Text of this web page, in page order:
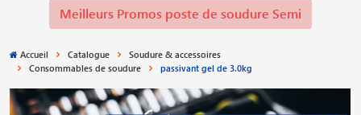
Meilleurs Promos poste de soudure Semi
Accueil Catalogue
Soudure & accessoires
Consommables de soudure
passivant gel de 3.0kg